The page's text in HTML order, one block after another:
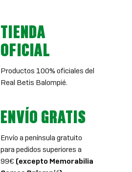
TIENDA
OFICIAL
Productos 100% oficiales del
Real Betis Balompié.
ENVÍO GRATIS
Envío a península gratuito
para pedidos superiores a
99€ (excepto Memorabilia